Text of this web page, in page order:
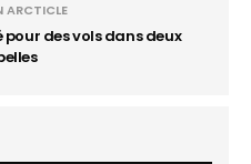
ARCTICLE
des vols dans deux